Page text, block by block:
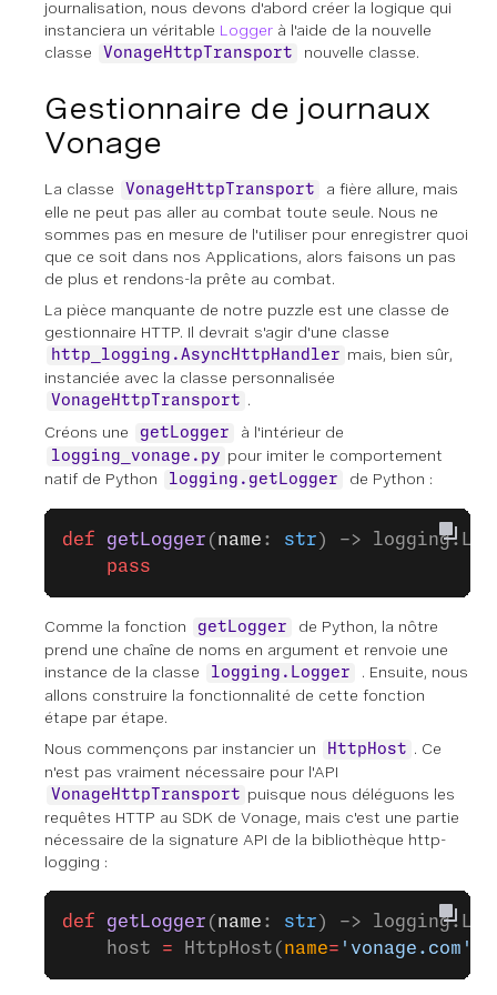
journalisation, nous devons d'abord créer la logique qui
instanciera un véritable Logger à l'aide de la nouvelle
classe
VonageHttpTransport nouvelle classe.
Gestionnaire de journaux
Vonage
La classe VonageHttpTransport
a fière allure, mais
elle ne peut pas aller au combat toute seule. Nous ne
sommes pas en mesure de l'utiliser pour enregistrer quoi
que ce soit dans nos Applications, alors faisons un pas
de plus et rendons-la prête au combat.
La pièce manquante de notre puzzle est une classe de
gestionnaire HTTP. Il devrait s'agir d'une classe
http_logging.AsyncHttpHandler mais, bien sûr,
instanciée avec la classe personnalisée
VonageHttpTransport .
Créons une
getLogger à l'intérieur de
logging_vonage.py pour imiter le comportement
natif de Python
logging.getLogger de Python :
def getLogger ( name : str ) ->
    pass
Comme la fonction getLogger
de Python, la nôtre
prend une chaîne de noms en argument et renvoie une
instance de la classe
logging.Logger
. Ensuite, nous
allons construire la fonctionnalité de cette fonction
étape par étape.
Nous commençons par instancier un
HttpHost . Ce
n'est pas vraiment nécessaire pour l'API
VonageHttpTransport puisque nous déléguons les
requêtes HTTP au SDK de Vonage, mais c'est une partie
nécessaire de la signature API de la bibliothèque http-
logging :
def getLogger ( name : str ) ->
    host
= HttpHost( name= 'vonage.com'